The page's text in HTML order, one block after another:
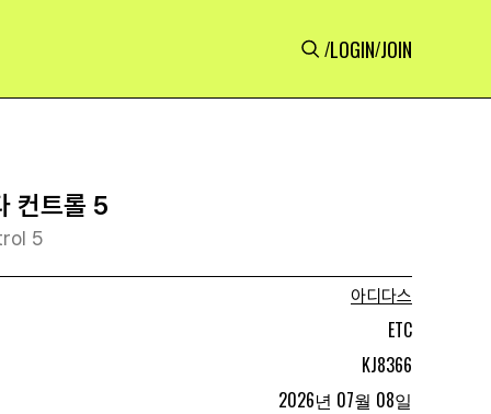
/LOGIN/JOIN
컨트롤 5
5
아디다스
ETC
KJ8366
2026년 07월 08일